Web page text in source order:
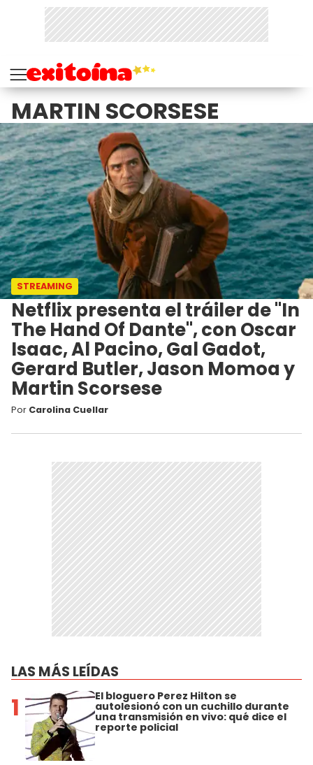
MARTIN SCORSESE
STREAMING
Netflix presenta el tráiler de "In
The Hand Of Dante", con Oscar
Isaac, Al Pacino, Gal Gadot,
Gerard Butler, Jason Momoa y
Martin Scorsese
Por Carolina Cuellar
LAS MÁS LEÍDAS
1 El bloguero Perez Hilton se
autolesionó con un cuchillo durante
una transmisión en vivo: qué dice el
reporte policial